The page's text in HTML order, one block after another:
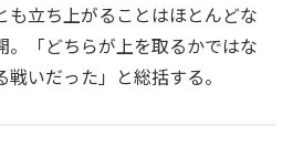
も立ち上がることはほとんどな
。「どちらが上を取るかではな
いだった」と総括する。